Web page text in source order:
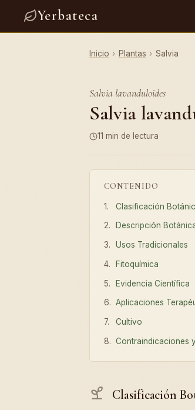
Yerbateca
Inicio › Plantas › Salvia
Salvia lavanduloides
Salvia
11 min de lectura
CONTENIDO
Clasificación
Descripción
Usos Tradicionales
Fitoquímica
Evidencia Científica
Aplicaciones
Cultivo
Contraindicaciones
Clasificación